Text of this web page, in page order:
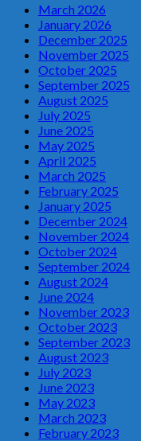
March 2026
January 2026
December 2025
November 2025
October 2025
September 2025
August 2025
July 2025
June 2025
May 2025
April 2025
March 2025
February 2025
January 2025
December 2024
November 2024
October 2024
September 2024
August 2024
June 2024
November 2023
October 2023
September 2023
August 2023
July 2023
June 2023
May 2023
March 2023
February 2023